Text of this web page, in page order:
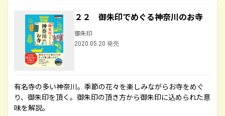
２２ 御朱印でめぐる神奈川のお寺
御朱印
2020.05.20 発売
有名寺の多い神奈川。季節の花々を楽しみながらお寺をめぐ
り、御朱印を頂く。御朱印の頂き方から御朱印に込められた意
味を解説。